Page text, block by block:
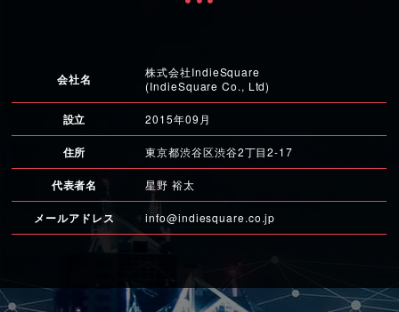
会社名
株式会社IndieSquare
(IndieSquare Co., Ltd)
設立 2015年09月
住所 東京都渋谷区渋谷2丁目2-17
代表者名 星野 裕太
メールアドレス info@indiesquare.co.jp